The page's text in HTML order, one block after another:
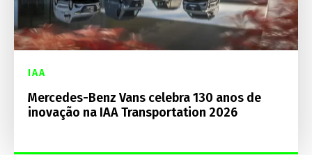
IAA
Mercedes-Benz Vans celebra 130 anos de
inovação na IAA Transportation 2026